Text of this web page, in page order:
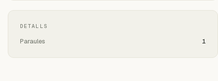
DETALLS
Paraules 1